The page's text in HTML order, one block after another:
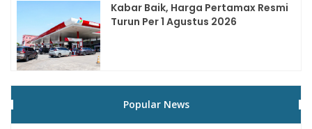
Kabar Baik, Harga Pertamax Resmi
Turun Per 1 Agustus 2026
Popular News